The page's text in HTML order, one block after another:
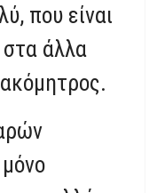
που είναι
στα άλλα